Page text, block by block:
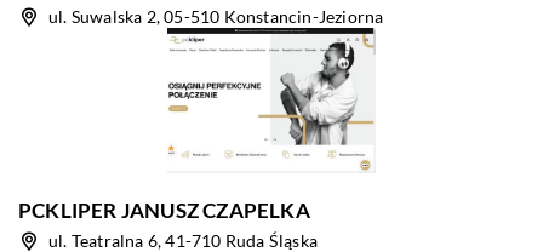
ul. Suwalska 2, 05-510 Konstancin-Jeziorna
PCKLIPER JANUSZ CZAPELKA
ul. Teatralna 6, 41-710 Ruda Śląska